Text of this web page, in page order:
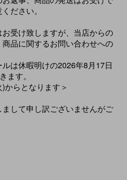
ださい。
受け致しますが、当店からの
品に関するお問い合わせへの
は休暇明けの2026年8月17日
ます。
からとなります＞
して申し訳ございませんがご